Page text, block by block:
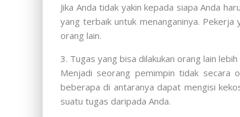
Jika Anda tidak yakin kepada siapa Anda
yang terbaik untuk menanganinya.
orang lain.
3. Tugas yang bisa dilakukan orang lain
Menjadi seorang pemimpin tidak secara
beberapa di antaranya dapat mengisi
suatu tugas daripada Anda.